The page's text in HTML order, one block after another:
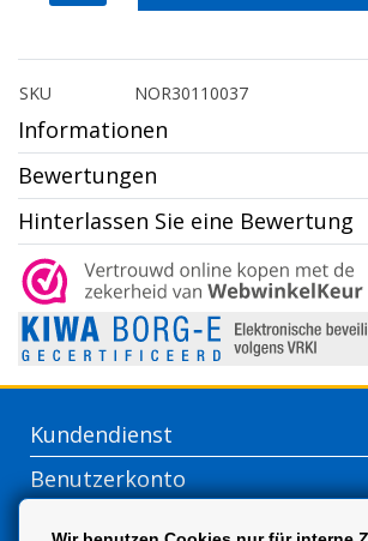
SKU NOR30110037
Informationen
Bewertungen
Hinterlassen Sie eine Bewertung
Kundendienst
Benutzerkonto